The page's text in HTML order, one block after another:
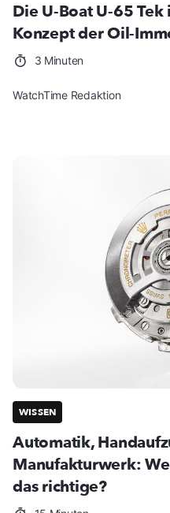
Die U-Boat U-65
Konzept der Oil-
3 Minuten
WatchTime Redaktion
WISSEN
Automatik,
Manufakturwerk:
das richtige?